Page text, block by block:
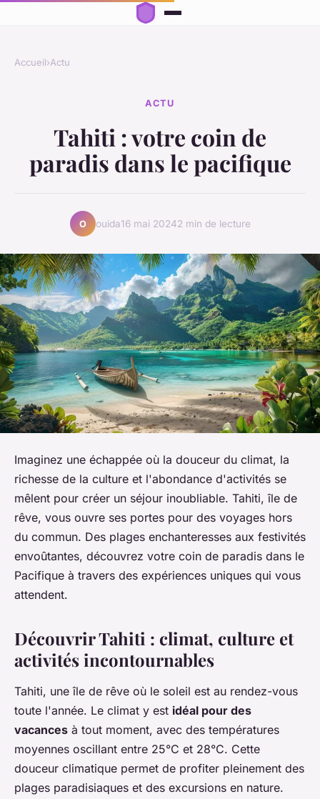
Accueil›Actu
ACTU
Tahiti : votre coin de
paradis dans le pacifique
O ouida16 mai 20242 min de lecture
Imaginez une échappée où la douceur du climat, la
richesse de la culture et l'abondance d'activités se
mêlent pour créer un séjour inoubliable. Tahiti, île de
rêve, vous ouvre ses portes pour des voyages hors
du commun. Des plages enchanteresses aux festivités
envoûtantes, découvrez votre coin de paradis dans le
Pacifique à travers des expériences uniques qui vous
attendent.
Découvrir Tahiti : climat, culture et
activités incontournables
Tahiti, une île de rêve où le soleil est au rendez-vous
toute l'année. Le climat y est idéal pour des
vacances à tout moment, avec des températures
moyennes oscillant entre 25°C et 28°C. Cette
douceur climatique permet de profiter pleinement des
plages paradisiaques et des excursions en nature.